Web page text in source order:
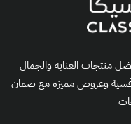
منتجات العناية والجمال
وعروض مميزة مع ضمان